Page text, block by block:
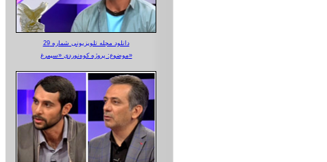
دانلود مجله تلویزیونی شماره 29
موضوع: پروژه کوه‌نوردی «سیمرغ»